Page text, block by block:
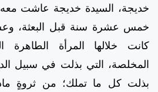
خديجة، السيدة خديجة عاشت
خمس عشرة سنة قبل البعثة،
كانت خلالها المرأة الطاهرة
المخلصة، التي بذلت في سبيل
بذلت كل ما تملك؛ من ثروةٍ